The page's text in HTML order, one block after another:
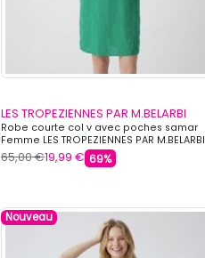
LES TROPEZIENNES PAR M.BELARBI
Robe courte col v avec poches samar
Femme LES TROPEZIENNES PAR M.BELARBI
65,00 €19,99 € 69%
Nouveau